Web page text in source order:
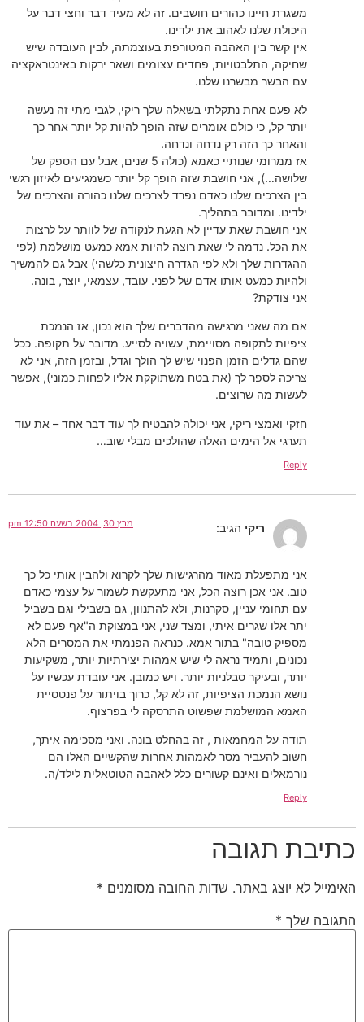
משגרת חיינו כהורים חושבים. זה לא מעיד דבר וחצי דבר על
היכולת שלנו לאהוב את ילדינו.
אין קשר בין האהבה המטורפת בעוצמתה, לבין העובדה שיש
שחיקה, התלבטויות, פחדים עצומים ושאר ירקות באינטראקציה
עם הבשר מבשרנו שלנו.
לא פעם אחת נתקלתי בשאלה שלך ריקי, לגבי מתי זה נעשה
יותר קל, כי כולם אומרים שזה הופך להיות קל יותר אחר כך
והאחר כך הזה רק נדחה ונדחה.
אז ממרומי שנותיי כאמא (כולה 5 שנים, אבל עם הספק של
שלושה…), אני חושבת שזה הופך קל יותר כשמגיעים לאיזון רגשי
בין הצרכים שלנו כאדם נפרד לצרכים שלנו כהורה והצרכים של
ילדינו. ומדובר בתהליך.
אני חושבת שאת עדיין לא הגעת לנקודה של לוותר על לרצות
את הכל. נדמה לי שאת רוצה להיות אמא כמעט מושלמת (לפי
ההגדרות שלך ולא לפי הגדרה חיצונית כלשהי) אבל גם להמשיך
ולהיות כמעט אותו אדם של לפני. עובד, עצמאי, יוצר, בונה.
אני צודקת?
אם מה שאני מרגישה מהדברים שלך הוא נכון, אז הנמכת
ציפיות לתקופה מסויימת, עשויה לסייע. מדובר על תקופה. ככל
שהם גדלים הזמן הפנוי שיש לך הולך וגדל, ובזמן הזה, אני לא
צריכה לספר לך (את בטח משתוקקת אליו לפחות כמוני), אפשר
לעשות מה שרוצים.
חזקי ואמצי ריקי, אני יכולה להבטיח לך עוד דבר אחד – את עוד
תערגי אל הימים האלה שהולכים מבלי שוב…
Reply
ריקי הגיב: מרץ 30, 2004 בשעה 12:50 pm
אני מתפעלת מאוד מהרגישות שלך לקרוא ולהבין אותי כל כך
טוב. אני אכן רוצה הכל, אני מתעקשת לשמור על עצמי כאדם
עם תחומי עניין, סקרנות, ולא להתנוון, גם בשבילי וגם בשביל
יתר אלו שגרים איתי, ומצד שני, אני במצוקת ה"אף פעם לא
מספיק טובה" בתור אמא. כנראה הפנמתי את המסרים הלא
נכונים, ותמיד נראה לי שיש אמהות יצירתיות יותר, משקיעות
יותר, ובעיקר סבלניות יותר. ויש כמובן. אני עובדת עכשיו על
נושא הנמכת הציפיות, זה לא קל, כרוך בויתור על פנטסיית
האמא המושלמת שפשוט התרסקה לי בפרצוף.
תודה על המחמאות , זה בהחלט בונה. ואני מסכימה איתך,
חשוב להעביר מסר לאמהות אחרות שהקשיים האלו הם
נורמאלים ואינם קשורים כלל לאהבה הטוטאלית לילד/ה.
Reply
כתיבת תגובה
האימייל לא יוצג באתר. שדות החובה מסומנים*
התגובה שלך*